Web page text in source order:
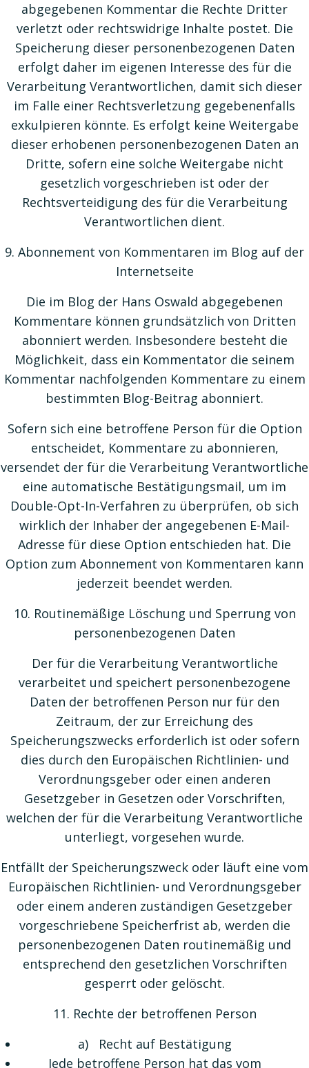
abgegebenen Kommentar die Rechte Dritter
verletzt oder rechtswidrige Inhalte postet. Die
Speicherung dieser personenbezogenen Daten
erfolgt daher im eigenen Interesse des für die
Verarbeitung Verantwortlichen, damit sich dieser
im Falle einer Rechtsverletzung gegebenenfalls
exkulpieren könnte. Es erfolgt keine Weitergabe
dieser erhobenen personenbezogenen Daten an
Dritte, sofern eine solche Weitergabe nicht
gesetzlich vorgeschrieben ist oder der
Rechtsverteidigung des für die Verarbeitung
Verantwortlichen dient.
9. Abonnement von Kommentaren im Blog auf der
Internetseite
Die im Blog der Hans Oswald abgegebenen
Kommentare können grundsätzlich von Dritten
abonniert werden. Insbesondere besteht die
Möglichkeit, dass ein Kommentator die seinem
Kommentar nachfolgenden Kommentare zu einem
bestimmten Blog-Beitrag abonniert.
Sofern sich eine betroffene Person für die Option
entscheidet, Kommentare zu abonnieren,
versendet der für die Verarbeitung Verantwortliche
eine automatische Bestätigungsmail, um im
Double-Opt-In-Verfahren zu überprüfen, ob sich
wirklich der Inhaber der angegebenen E-Mail-
Adresse für diese Option entschieden hat. Die
Option zum Abonnement von Kommentaren kann
jederzeit beendet werden.
10. Routinemäßige Löschung und Sperrung von
personenbezogenen Daten
Der für die Verarbeitung Verantwortliche
verarbeitet und speichert personenbezogene
Daten der betroffenen Person nur für den
Zeitraum, der zur Erreichung des
Speicherungszwecks erforderlich ist oder sofern
dies durch den Europäischen Richtlinien- und
Verordnungsgeber oder einen anderen
Gesetzgeber in Gesetzen oder Vorschriften,
welchen der für die Verarbeitung Verantwortliche
unterliegt, vorgesehen wurde.
Entfällt der Speicherungszweck oder läuft eine vom
Europäischen Richtlinien- und Verordnungsgeber
oder einem anderen zuständigen Gesetzgeber
vorgeschriebene Speicherfrist ab, werden die
personenbezogenen Daten routinemäßig und
entsprechend den gesetzlichen Vorschriften
gesperrt oder gelöscht.
11. Rechte der betroffenen Person
a) Recht auf Bestätigung
Jede betroffene Person hat das vom